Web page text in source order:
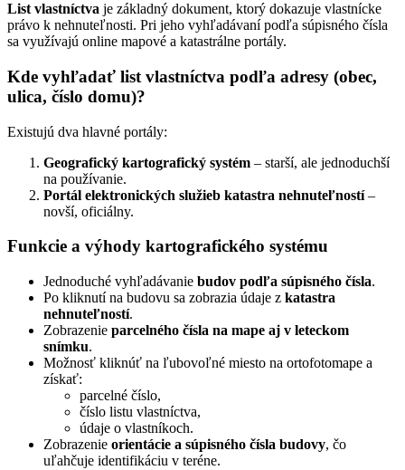
List vlastníctva je základný dokument, ktorý dokazuje vlastnícke
právo k nehnuteľnosti. Pri jeho vyhľadávaní podľa súpisného čísla
sa využívajú online mapové a katastrálne portály.
Kde vyhľadať list vlastníctva podľa adresy (obec,
ulica, číslo domu)?
Existujú dva hlavné portály:
Geografický kartografický systém – starší, ale jednoduchší
na používanie.
Portál elektronických služieb katastra nehnuteľností–
novší, oficiálny.
Funkcie a výhody kartografického systému
Jednoduché vyhľadávanie budov podľa súpisného čísla.
Po kliknutí na budovu sa zobrazia údaje z katastra
nehnuteľností.
Zobrazenie parcelného čísla na mape aj v leteckom
snímku.
Možnosť kliknúť na ľubovoľné miesto na ortofotomape a
získať:
parcelné číslo,
číslo listu vlastníctva,
údaje o vlastníkoch.
Zobrazenie orientácie a súpisného čísla budovy, čo
uľahčuje identifikáciu v teréne.